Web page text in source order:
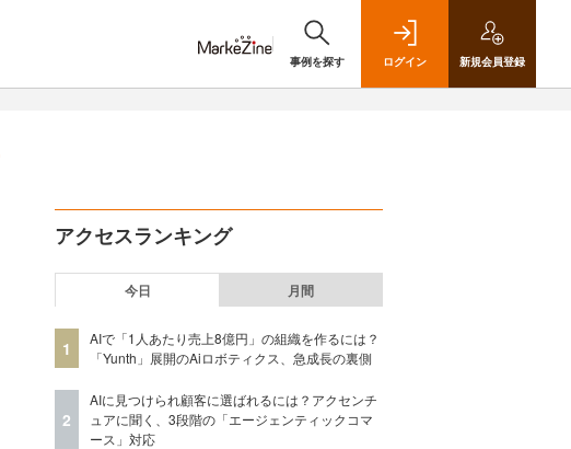
事例を探す ログイン 新規会員登録
アクセスランキング
今日 月間
1
AIで「1人あたり売上8億円」の組織を作るには？
「Yunth」展開のAiロボティクス、急成長の裏側
2
AIに見つけられ顧客に選ばれるには？アクセンチ
ュアに聞く、3段階の「エージェンティックコマ
ース」対応